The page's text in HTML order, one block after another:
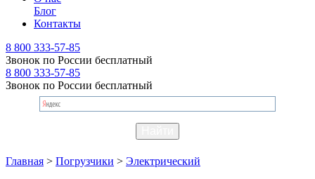
Блог
Контакты
8 800 333-57-85
Звонок по России бесплатный
8 800 333-57-85
Звонок по России бесплатный
Главная > Погрузчики > Электрический